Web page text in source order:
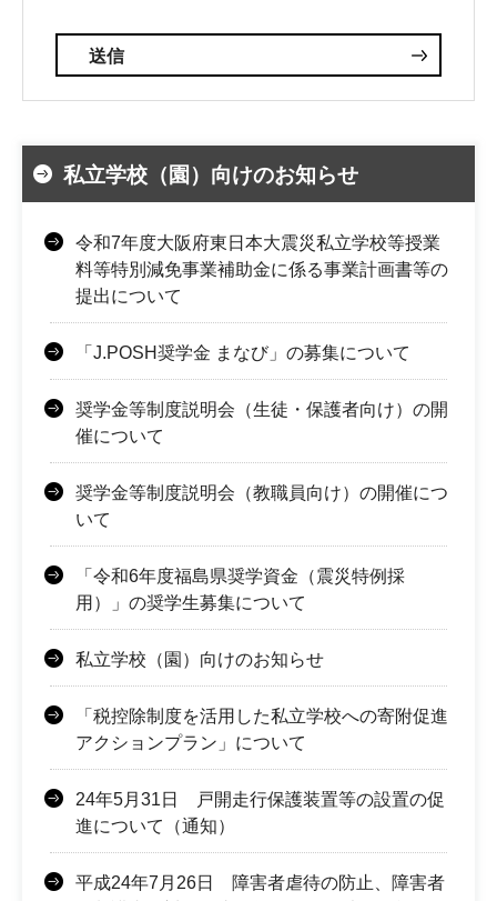
私立学校（園）向けのお知らせ
令和7年度大阪府東日本大震災私立学校等授業
料等特別減免事業補助金に係る事業計画書等の
提出について
「J.POSH奨学金 まなび」の募集について
奨学金等制度説明会（生徒・保護者向け）の開
催について
奨学金等制度説明会（教職員向け）の開催につ
いて
「令和6年度福島県奨学資金（震災特例採
用）」の奨学生募集について
私立学校（園）向けのお知らせ
「税控除制度を活用した私立学校への寄附促進
アクションプラン」について
24年5月31日 戸開走行保護装置等の設置の促
進について（通知）
平成24年7月26日 障害者虐待の防止、障害者